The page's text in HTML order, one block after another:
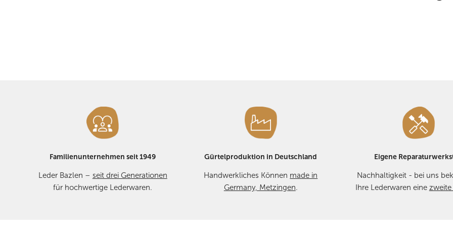
Familienunternehmen seit 1949
Leder Bazlen – seit drei Generationen
für hochwertige Lederwaren.
Gürtelproduktion in Deutschland
Handwerkliches Können made in
Germany, Metzingen.
Eigene
Nachhaltigkeit - bei uns
Ihre Lederwaren eine